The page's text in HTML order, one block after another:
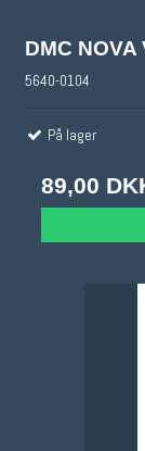
DMC
5640-0104
På lager
89,00